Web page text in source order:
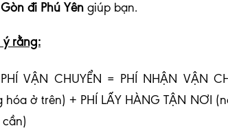
đi Phú Yên giúp bạn.
ý rằng:
VẬN CHUYỂN = PHÍ NHẬN VẬN
hóa ở trên) + PHÍ LẤY HÀNG TẬN NƠI